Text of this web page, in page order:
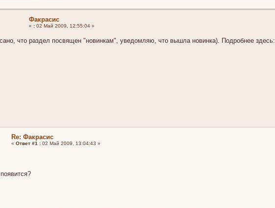
Факрасис
« : 02 Май 2009, 12:55:04 »
что раздел посвящен "новинкам", уведомляю, что вышла новинка). Подробнее здесь:
Re: Факрасис
« Ответ #1 : 02 Май 2009, 13:04:43 »